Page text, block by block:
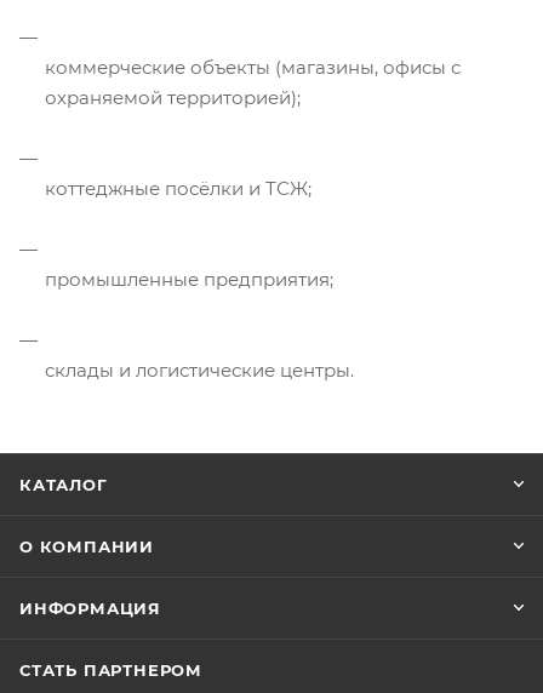
коммерческие объекты (магазины, офисы с
охраняемой территорией);
коттеджные посёлки и ТСЖ;
промышленные предприятия;
склады и логистические центры.
КАТАЛОГ
О КОМПАНИИ
ИНФОРМАЦИЯ
СТАТЬ ПАРТНЕРОМ